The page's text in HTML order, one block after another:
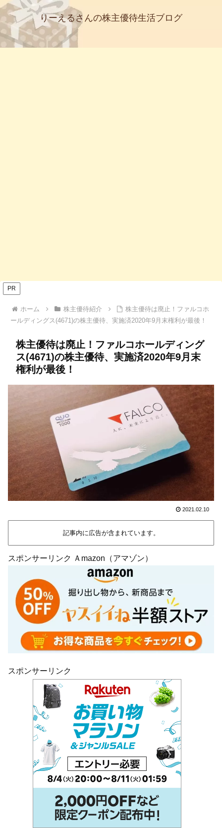
りーえるさんの株主優待生活ブログ
PR
ホーム 株主優待紹介
株主優待は廃止！ファルコホ
ールディングス(4671)の株主優待、実施済2020年9月末権利が最後！
株主優待は廃止！ファルコホールディング
ス(4671)の株主優待、実施済2020年9月末
権利が最後！
2021.02.10
記事内に広告が含まれています。
スポンサーリンク Ａmazon（アマゾン）
スポンサーリンク